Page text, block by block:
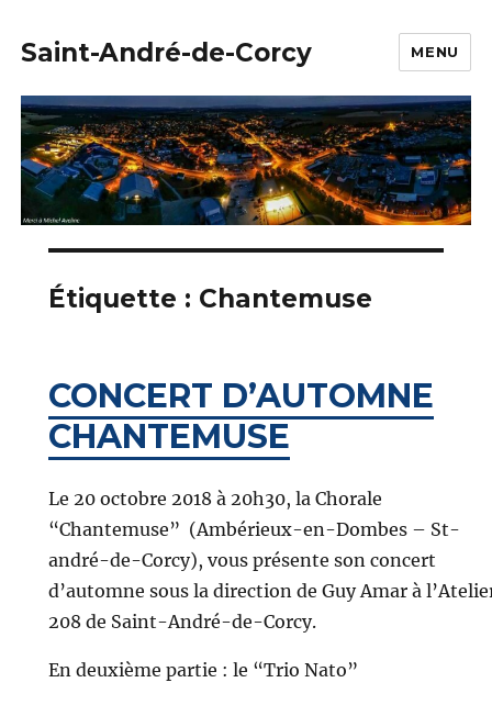
Saint-André-de-Corcy MENU
Étiquette : Chantemuse
CONCERT D’AUTOMNE
CHANTEMUSE
Le 20 octobre 2018 à 20h30, la Chorale
“Chantemuse” (Ambérieux-en-Dombes – St-
andré-de-Corcy), vous présente son concert
d’automne sous la direction de Guy Amar à
208 de Saint-André-de-Corcy.
En deuxième partie : le “Trio Nato”